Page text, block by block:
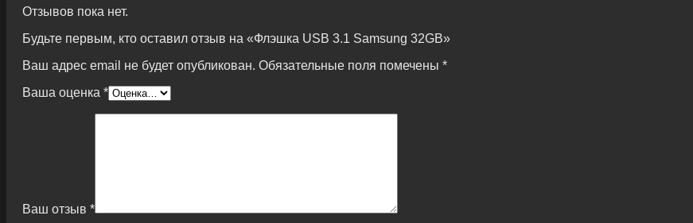
Отзывов пока нет.
Будьте первым, кто оставил отзыв на «Флэшка USB 3.1 Samsung 32GB»
Ваш адрес email не будет опубликован. Обязательные поля помечены *
Ваша оценка *
Ваш отзыв *